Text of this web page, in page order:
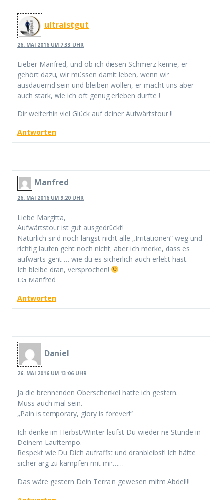
ultraistgut
26. MAI 2016 UM 7:33 UHR
Lieber Manfred, und ob ich diesen Schmerz kenne, er
gehört dazu, wir müssen damit leben, wenn wir
ausdauernd sein und bleiben wollen, er macht uns aber
auch stark, wie ich oft genug erleben durfte !
Dir weiterhin viel Glück auf deiner Aufwärtstour !!
Antworten
Manfred
26. MAI 2016 UM 9:20 UHR
Liebe Margitta,
Aufwärtstour ist gut ausgedrückt!
Natürlich sind noch längst nicht alle „Irritationen“ weg und
richtig laufen geht noch nicht, aber ich merke, dass es
aufwärts geht … wie du es sicherlich auch erlebt hast.
Ich bleibe dran, versprochen!
LG Manfred
Antworten
Daniel
26. MAI 2016 UM 13:06 UHR
Ja die brennenden Oberschenkel hatte ich gestern.
Muss auch mal sein.
„Pain is temporary, glory is forever!“
Ich denke im Herbst/Winter läufst Du wieder ne Stunde in
Deinem Lauftempo.
Respekt wie Du Dich aufraffst und dranbleibst! Ich hätte
sicher arg zu kämpfen mit mir……
Das wäre gestern Dein Terrain gewesen mitm Abdel!!!